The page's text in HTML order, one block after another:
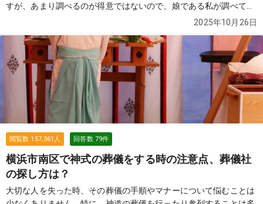
すが、あまり調べるのが得意ではないので、娘である私が調べてい
をするのはちょっと...という感じなので、一日葬（通夜なしの葬
儀）を考えています。 親戚や本当に親しい人も合わせて20名はい
かないと思うのですが、通夜をしないと失礼になっていまうのでし
ょうか？
続きを見る
2025年10月26日
閲覧数 157,361 人 回答数 79件
横浜市南区で神式の葬儀をする時の注意点、葬儀社
の探し方は？
大切な人を失った時、その葬儀の手順やマナーについて悩むことは